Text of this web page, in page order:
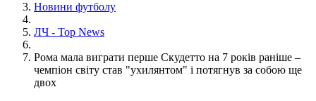
Новини футболу
ЛЧ - Top News
Рома мала виграти перше Скудетто на 7 років раніше –
чемпіон світу став "ухилянтом" і потягнув за собою ще
двох